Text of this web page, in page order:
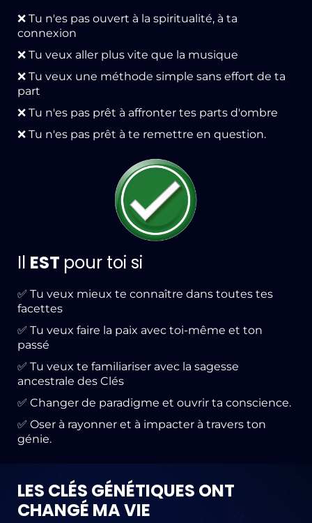
❌ Tu n'es pas ouvert à la spiritualité, à ta
connexion
❌ Tu veux aller plus vite que la musique
❌ Tu veux une méthode simple sans effort de ta
part
❌ Tu n'es pas prêt à affronter tes parts d'ombre
❌ Tu n'es pas prêt à te remettre en question.
Il EST pour toi si
✅ Tu veux mieux te connaître dans toutes tes
facettes
✅ Tu veux faire la paix avec toi-même et ton
passé
✅ Tu veux te familiariser avec la sagesse
ancestrale des Clés
✅ Changer de paradigme et ouvrir ta conscience.
✅ Oser à rayonner et à impacter à travers ton
génie.
LES CLÉS GÉNÉTIQUES ONT
CHANGÉ MA VIE